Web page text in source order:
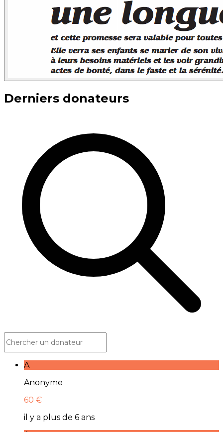
Derniers donateurs
A
Anonyme
60 €
il y a plus de 6 ans